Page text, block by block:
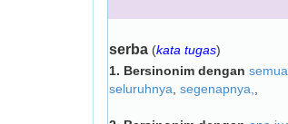
serba (kata tugas)
1. Bersinonim dengan
seluruhnya segenapnya,